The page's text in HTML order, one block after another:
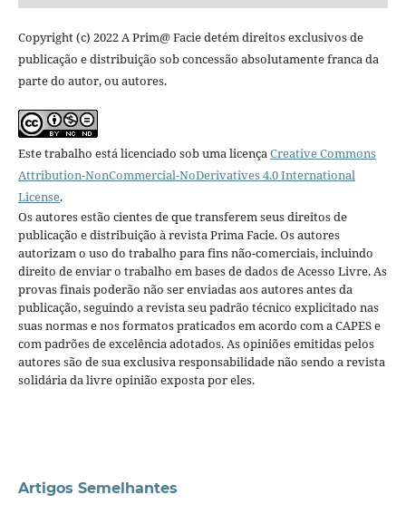
Copyright (c) 2022 A Prim@ Facie detém direitos exclusivos de
publicação e distribuição sob concessão absolutamente franca da
parte do autor, ou autores.
Este trabalho está licenciado sob uma licençaCreative Commons
Attribution-NonCommercial-NoDerivatives 4.0 International
License.
Os autores estão cientes de que transferem seus direitos de
publicação e distribuição à revista Prima Facie. Os autores
autorizam o uso do trabalho para fins não-comerciais, incluindo
direito de enviar o trabalho em bases de dados de Acesso Livre. As
provas finais poderão não ser enviadas aos autores antes da
publicação, seguindo a revista seu padrão técnico explicitado nas
suas normas e nos formatos praticados em acordo com a CAPES e
com padrões de excelência adotados. As opiniões emitidas pelos
autores são de sua exclusiva responsabilidade não sendo a revista
solidária da livre opinião exposta por eles.
Artigos Semelhantes